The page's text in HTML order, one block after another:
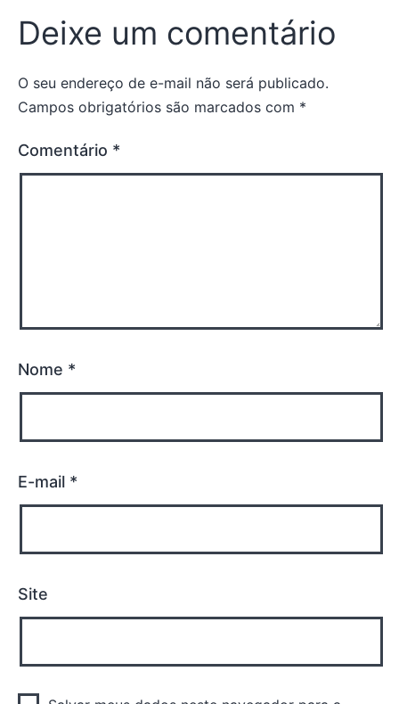
Deixe um comentário
O seu endereço de e-mail não será publicado.
Campos obrigatórios são marcados com *
Comentário *
Nome *
E-mail *
Site